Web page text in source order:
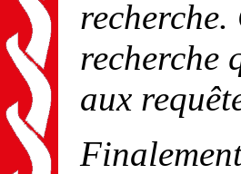
recherche
aux